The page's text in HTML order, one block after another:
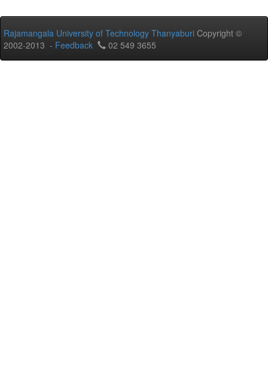
Rajamangala University of Technology Thanyaburi Copyright ©
2002-2013 - Feedback 02 549 3655